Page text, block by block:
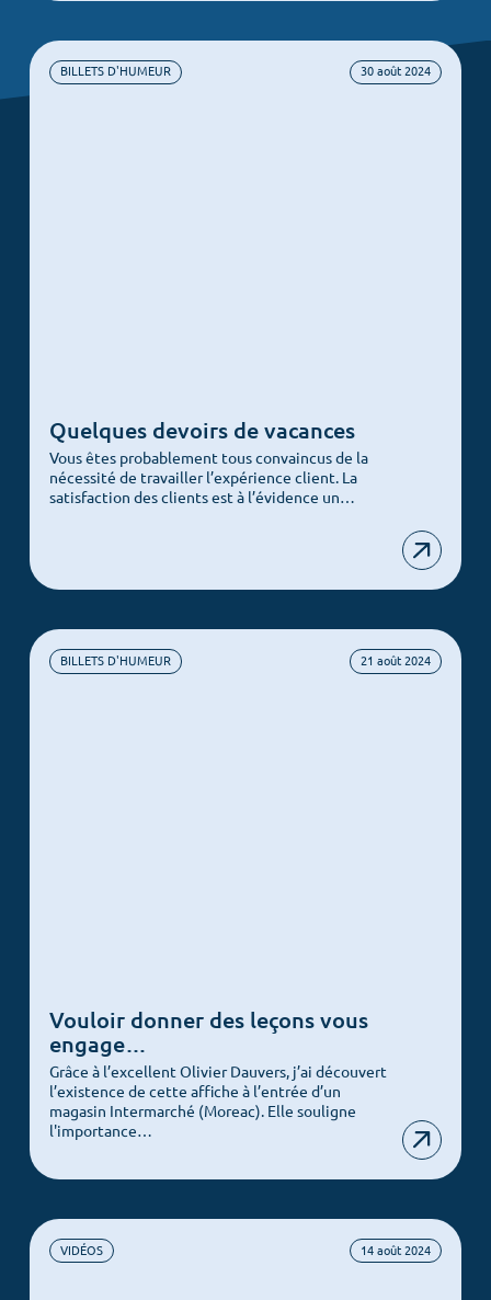
BILLETS D'HUMEUR 30 août 2024
Quelques devoirs de vacances
Vous êtes probablement tous convaincus de la
nécessité de travailler l’expérience client. La
satisfaction des clients est à l’évidence un…
BILLETS D'HUMEUR 21 août 2024
Vouloir donner des leçons vous
engage…
Grâce à l’excellent Olivier Dauvers, j’ai découvert
l’existence de cette affiche à l’entrée d’un
magasin Intermarché (Moreac). Elle souligne
l'importance…
VIDÉOS 14 août 2024